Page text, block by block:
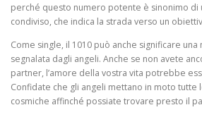
perché questo numero potente è sinonimo di
condiviso, che indica la strada verso un
Come single, il 1010 può anche significare
segnalata dagli angeli. Anche se non avete
partner, l’amore della vostra vita potrebbe
Confidate che gli angeli mettano in moto tutte
cosmiche affinché possiate trovare presto il